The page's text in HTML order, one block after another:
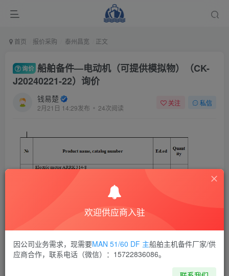
首页 报价采购 泰州昌宽 正文
询价 船舶备件—电动机（可提供模拟物）（CK-
J20240221-22）询价
钱易楚
2月21日 14:29发布 24次阅读
关注 私信
欢迎供应商入驻
因公司业务需求，现需要MAN 51/60 DF 主船舶主机备件厂家/供
应商合作，联系电话（微信）：15722836086。